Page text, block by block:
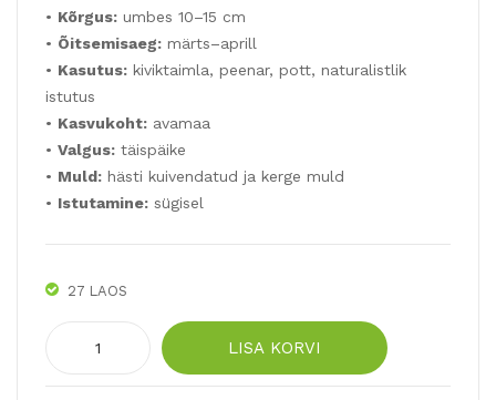
• Kõrgus: umbes 10–15 cm
• Õitsemisaeg: märts–aprill
• Kasutus: kiviktaimla, peenar, pott, naturalistlik
istutus
• Kasvukoht: avamaa
• Valgus: täispäike
• Muld: hästi kuivendatud ja kerge muld
• Istutamine: sügisel
27 LAOS
tulp
TINY
LISA KORVI